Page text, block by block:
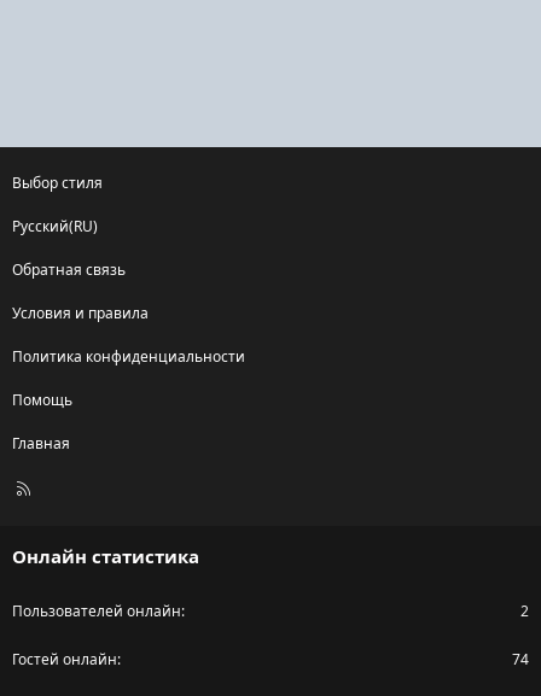
Выбор стиля
Русский(RU)
Обратная связь
Условия и правила
Политика конфиденциальности
Помощь
Главная
R
Онлайн статистика
Пользователей онлайн 2
Гостей онлайн 74